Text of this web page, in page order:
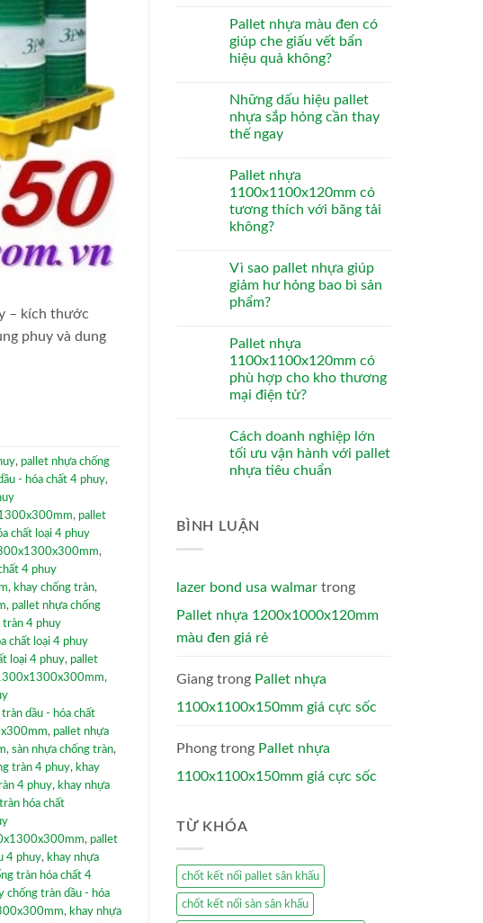
– kích thước
phuy và dung
, pallet nhựa chống
- hóa chất 4 phuy,
, pallet
chất loại 4 phuy
,
4 phuy
, khay chống tràn,
, pallet nhựa chống
tràn 4 phuy
chất loại 4 phuy
loại 4 phuy, pallet
,
dầu - hóa chất
, pallet nhựa
, sàn nhựa chống tràn,
tràn 4 phuy, khay
4 phuy, khay nhựa
hóa chất
, pallet
4 phuy, khay nhựa
tràn hóa chất 4
chống tràn dầu - hóa
, khay nhựa
Pallet nhựa màu đen có
giúp che giấu vết bẩn
hiệu quả không?
Những dấu hiệu pallet
nhựa sắp hỏng cần thay
thế ngay
Pallet nhựa
1100x1100x120mm có
tương thích với băng tải
không?
Vì sao pallet nhựa giúp
giảm hư hỏng bao bì sản
phẩm?
Pallet nhựa
1100x1100x120mm có
phù hợp cho kho thương
mại điện tử?
Cách doanh nghiệp lớn
tối ưu vận hành với pallet
nhựa tiêu chuẩn
BÌNH LUẬN
lazer bond usa walmar trong
Pallet nhựa 1200x1000x120mm
màu đen giá rẻ
Giang trong Pallet nhựa
1100x1100x150mm giá cực sốc
Phong trong Pallet nhựa
1100x1100x150mm giá cực sốc
TỪ KHÓA
chốt kết nối pallet sân khấu
chốt kết nối sàn sân khấu